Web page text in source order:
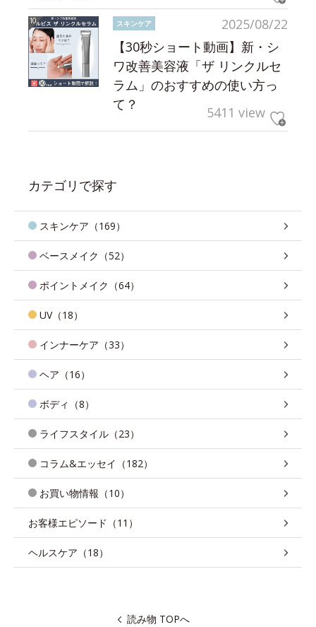
2025/08/22
スキンケア
【30秒ショート動画】新・シ
ワ改善美容液「ザ リンクルセ
ラム」のおすすめの使い方っ
て？
5411 view
カテゴリで探す
スキンケア（169）
ベースメイク（52）
ポイントメイク（64）
UV（18）
インナーケア（33）
ヘア（16）
ボディ（8）
ライフスタイル（23）
コラム&エッセイ（182）
お買い物情報（10）
お客様エピソード（11）
ヘルスケア（18）
読み物 TOPへ